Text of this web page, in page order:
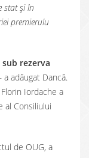
stat și în
premierulu
rezerva
a adăugat Dancă.
Iordache a
al Consiliului
de OUG, a